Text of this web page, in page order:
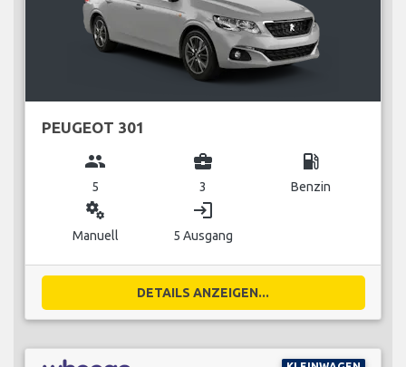
PEUGEOT 301
group
5
business_center
3
local_gas_station
Benzin
miscellaneous_services
Manuell
login
5 Ausgang
DETAILS ANZEIGEN...